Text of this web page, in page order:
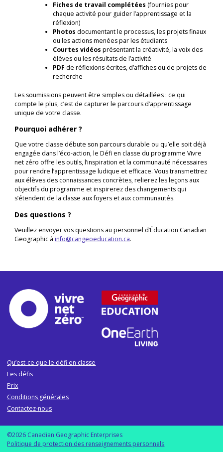
Fiches de travail complétées (fournies pour
chaque activité pour guider l’apprentissage et la
réflexion)
Photos documentant le processus, les projets finaux
ou les actions menées par les étudiants
Courtes vidéos présentant la créativité, la voix des
élèves ou les résultats de l’activité
PDF de réflexions écrites, d’affiches ou de projets de
recherche
Les soumissions peuvent être simples ou détaillées : ce qui
compte le plus, c’est de capturer le parcours d’apprentissage
unique de votre classe.
Pourquoi adhérer ?
Que votre classe débute son parcours durable ou qu’elle soit déjà
engagée dans l’éco-action, le Défi en classe du programme Vivre
net zéro offre les outils, l’inspiration et la communauté nécessaires
pour rendre l’apprentissage ludique et efficace. Vous transmettrez
aux élèves des connaissances concrètes, relierez les leçons aux
objectifs du programme et inspirerez des changements qui
s’étendent de la classe aux foyers et aux communautés.
Des questions ?
Veuillez envoyer vos questions au personnel d’Éducation Canadian
Geographic à info@cangeoeducation.ca.
Qu’est-ce que le défi en classe
Les défis
Prix
Conditions générales
Contactez-nous
©2026 Canadian Geographic Enterprises
Politique de protection des renseignements personnels